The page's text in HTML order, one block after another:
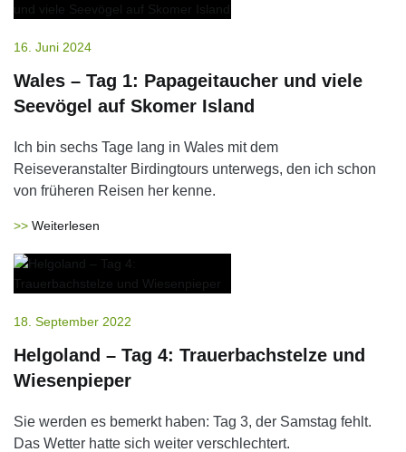
16. Juni 2024
Wales – Tag 1: Papageitaucher und viele
Seevögel auf Skomer Island
Ich bin sechs Tage lang in Wales mit dem
Reiseveranstalter Birdingtours unterwegs, den ich schon
von früheren Reisen her kenne.
Weiterlesen
18. September 2022
Helgoland – Tag 4: Trauerbachstelze und
Wiesenpieper
Sie werden es bemerkt haben: Tag 3, der Samstag fehlt.
Das Wetter hatte sich weiter verschlechtert.